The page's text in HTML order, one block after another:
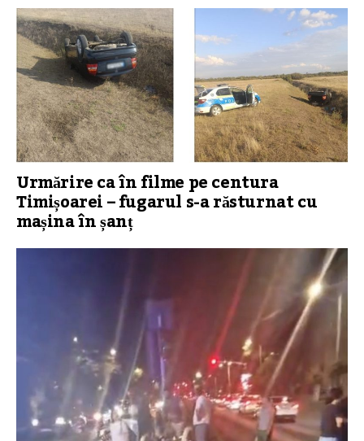
Urmărire ca în filme pe centura
Timișoarei – fugarul s-a răsturnat cu
mașina în șanț